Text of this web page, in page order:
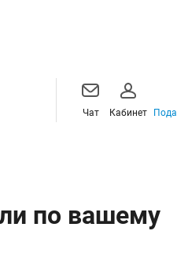
Чат Кабинет
по вашему